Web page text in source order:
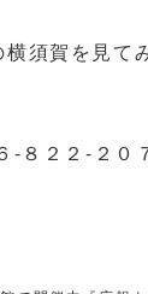
須賀を見
８２２-２０